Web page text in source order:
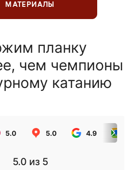
МАТЕРИАЛЫ
планку
чем чемпионы
катанию
5.0 5.0 4.9
5.0 из 5